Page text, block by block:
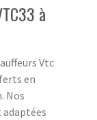
à
Vtc
en
Nos